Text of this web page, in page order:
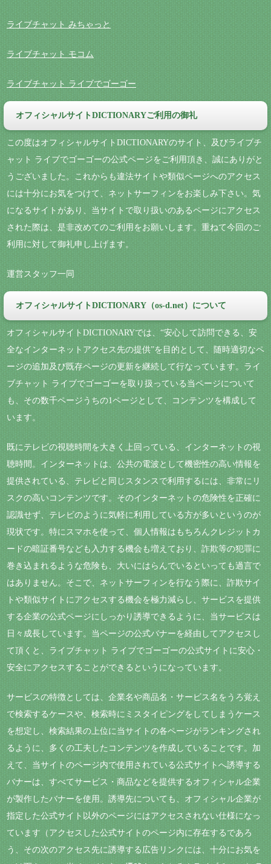
ライブチャット みちゃっと
ライブチャット モコム
ライブチャット ライブでゴーゴー
オフィシャルサイトDICTIONARYご利用の御礼
この度はオフィシャルサイトDICTIONARYのサイト、及びライブチ
ャット ライブでゴーゴーの公式ページをご利用頂き、誠にありがと
うございました。これからも違法サイトや類似ページへのアクセス
には十分にお気をつけて、ネットサーフィンをお楽しみ下さい。気
になるサイトがあり、当サイトで取り扱いのあるページにアクセス
された際は、是非改めてのご利用をお願いします。重ねて今回のご
利用に対して御礼申し上げます。
運営スタッフ一同
オフィシャルサイトDICTIONARY（os-d.net）について
オフィシャルサイトDICTIONARYでは、“安心して訪問できる、安
全なインターネットアクセス先の提供”を目的として、随時適切なペ
ージの追加及び既存ページの更新を継続して行なっています。ライ
ブチャット ライブでゴーゴーを取り扱っている当ページについて
も、その数千ページうちの1ページとして、コンテンツを構成して
います。
既にテレビの視聴時間を大きく上回っている、インターネットの視
聴時間。インターネットは、公共の電波として機密性の高い情報を
提供されている、テレビと同じスタンスで利用するには、非常にリ
スクの高いコンテンツです。そのインターネットの危険性を正確に
認識せず、テレビのように気軽に利用している方が多いというのが
現状です。特にスマホを使って、個人情報はもちろんクレジットカ
ードの暗証番号なども入力する機会も増えており、詐欺等の犯罪に
巻き込まれるような危険も、大いにはらんでいるといっても過言で
はありません。そこで、ネットサーフィンを行なう際に、詐欺サイ
トや類似サイトにアクセスする機会を極力減らし、サービスを提供
する企業の公式ページにしっかり誘導できるように、当サービスは
日々成長しています。当ページの公式バナーを経由してアクセスし
て頂くと、ライブチャット ライブでゴーゴーの公式サイトに安心・
安全にアクセスすることができるというになっています。
サービスの特徴としては、企業名や商品名・サービス名をうろ覚え
で検索するケースや、検索時にミスタイピングをしてしまうケース
を想定し、検索結果の上位に当サイトの各ページがランキングされ
るように、多くの工夫したコンテンツを作成していることです。加
えて、当サイトのページ内で使用されている公式サイトへ誘導する
バナーは、すべてサービス・商品などを提供するオフィシャル企業
が製作したバナーを使用。誘導先についても、オフィシャル企業が
指定した公式サイト以外のページにはアクセスされない仕様になっ
ています（アクセスした公式サイトのページ内に存在するであろ
う、その次のアクセス先に誘導する広告リンクには、十分にお気を